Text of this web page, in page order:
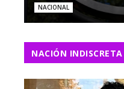
NACIONAL
NACIÓN INDISCRETA